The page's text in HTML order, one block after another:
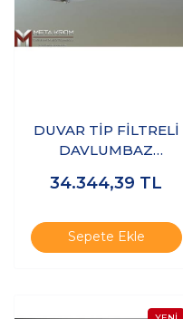
DUVAR TİP FİLTRELİ
DAVLUMBAZ
KALİTE
34.344,39 TL
Sepete Ekle